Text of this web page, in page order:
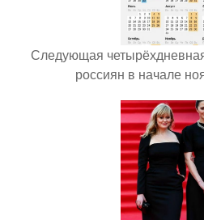
Следующая
россиян в начале